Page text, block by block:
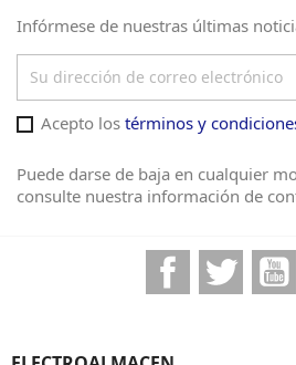
Infórmese de nuestras últimas
Acepto los términos y
Puede darse de baja en cualquier
consulte nuestra información de
FacebookTwitter